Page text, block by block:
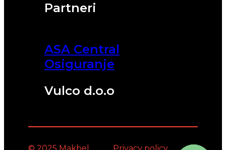
Partneri
ASA Central
Osiguranje
Vulco d.o.o